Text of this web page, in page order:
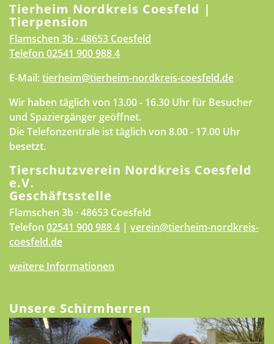
Tierheim Nordkreis Coesfeld |
Tierpension
Flamschen 3b · 48653 Coesfeld
Telefon 02541 900 988 4
E-Mail:tierheim@tierheim-nordkreis-coesfeld.de
Wir haben täglich von 13.00 - 16.30 Uhr für Besucher
und Spaziergänger geöffnet.
Die Telefonzentrale ist täglich von 8.00 - 17.00 Uhr
besetzt.
Tierschutzverein Nordkreis Coesfeld
e.V.
Geschäftsstelle
Flamschen 3b · 48653 Coesfeld
Telefon 02541 900 988 4 | verein@tierheim-nordkreis-
coesfeld.de
weitere Informationen
Unsere Schirmherren